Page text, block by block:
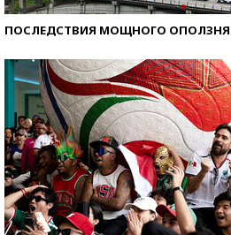
ПОСЛЕДСТВИЯ МОЩНОГО ОПОЛЗНЯ